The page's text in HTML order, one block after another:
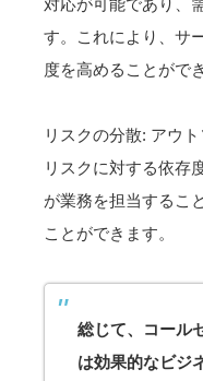
対応が可能であり、
す。これにより、サ
度を高めることがで
リスクの分散: アウ
リスクに対する依存
が業務を担当するこ
ことができます。
総じて、コール
は効果的なビジ